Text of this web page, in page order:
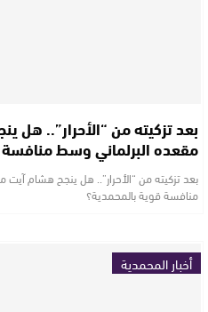
بعد تزكيته من “الأحرار”.. هل
مقعده البرلماني وسط
بعد تزكيته من “الأحرار”.. هل ينجح هشام
منافسة قوية بالمحمدية؟
أخبار المحمدية